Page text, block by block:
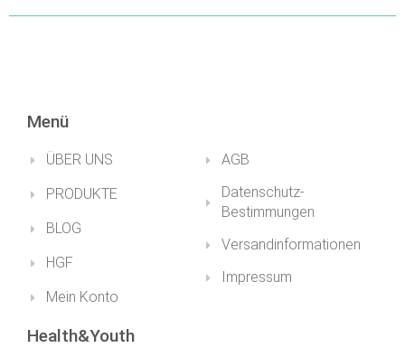
Menü
ÜBER UNS
PRODUKTE
BLOG
HGF
Mein Konto
AGB
Datenschutz-
Bestimmungen
Versandinformationen
Impressum
Health&Youth